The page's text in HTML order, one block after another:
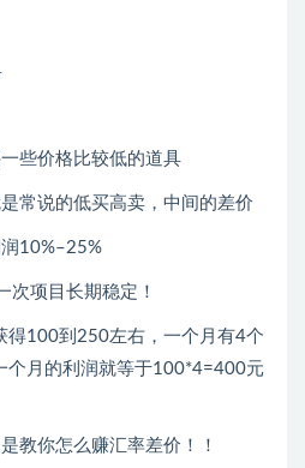
些价格比较低的道具
常说的低买高卖，中间的差价
10%–25%
次项目长期稳定！
得100到250左右，一个月有4个
个月的利润就等于100*4=400元
教你怎么赚汇率差价！！